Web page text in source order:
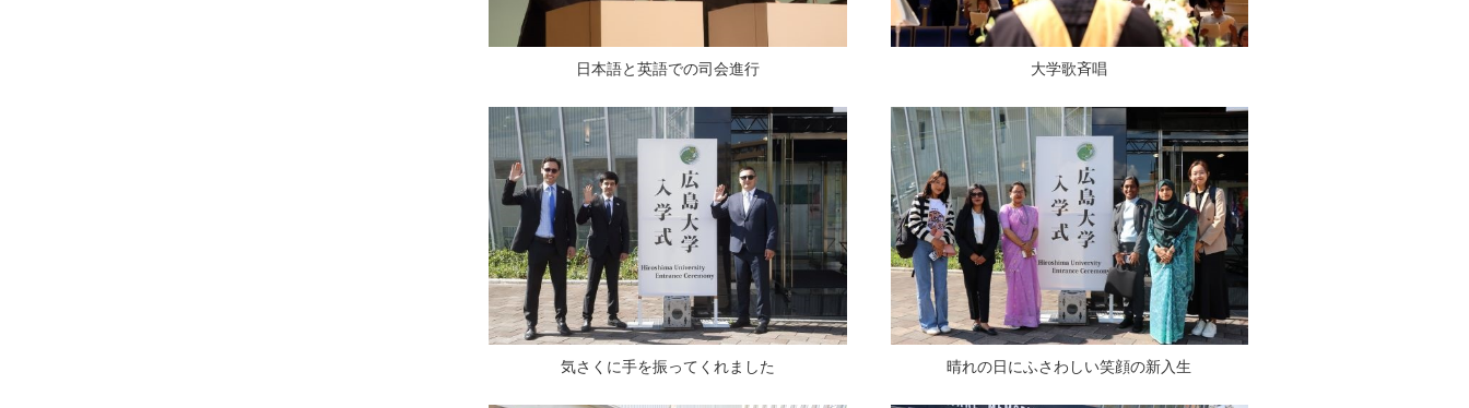
日本語と英語での司会進行 大学歌斉唱
気さくに手を振ってくれました 晴れの日にふさわしい笑顔の新入生